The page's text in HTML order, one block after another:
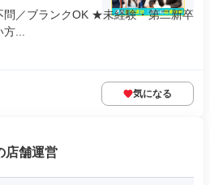
／ブランクOK ★未経験・第二新卒
...
気になる
店舗運営